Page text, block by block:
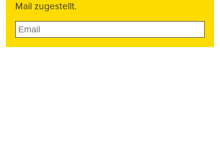
Mail zugestellt.